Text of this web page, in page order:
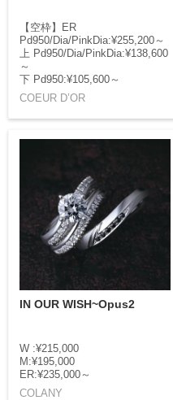
【空枠】ER
Pd950/Dia/PinkDia:¥255,200～
上 Pd950/Dia/PinkDia:¥138,600
～
下 Pd950:¥105,600～
COEUR D’OR
IN OUR WISH~Opus2
W :¥215,000
M:¥195,000
ER:¥235,000～
COLANY